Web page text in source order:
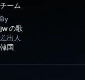
チーム
By
jw の歌
差出人
韓国